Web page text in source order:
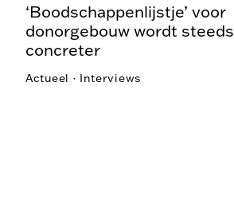
‘Boodschappenlijstje’ voor
donorgebouw wordt steeds
concreter
Actueel · Interviews